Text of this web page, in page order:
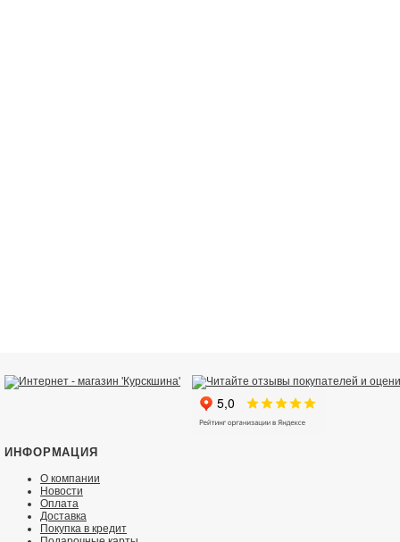
ИНФОРМАЦИЯ
О компании
Новости
Оплата
Доставка
Покупка в кредит